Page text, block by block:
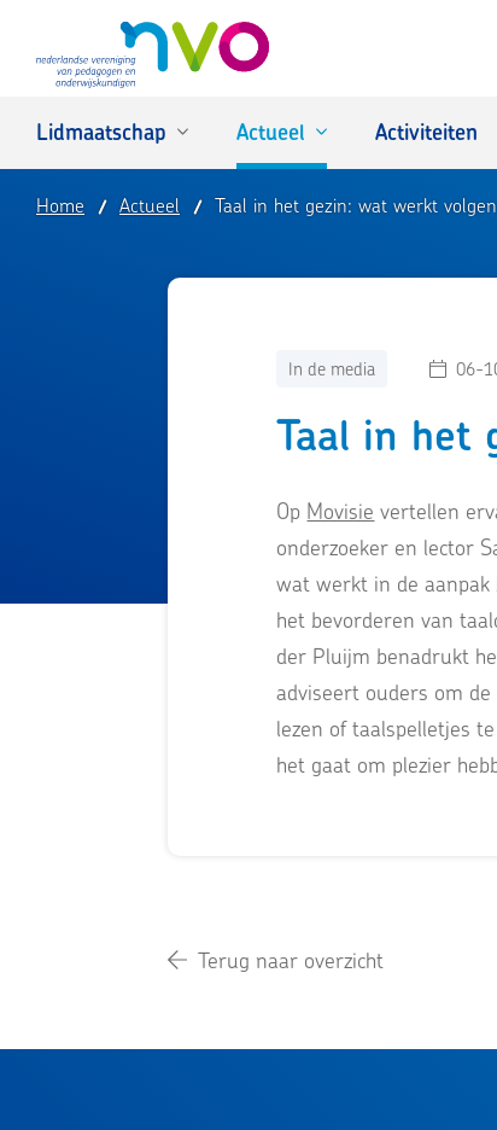
NVO
Lidmaatschap Actueel Activiteiten
Home Actueel Taal in het gezin: wat werkt
In de media 06-
Taal in het
Op Movisie vertellen
onderzoeker en lector
wat werkt in de
het bevorderen van
der Pluijm benadrukt
adviseert ouders om
lezen of taalspelletjes
het gaat om plezier
Terug naar overzicht